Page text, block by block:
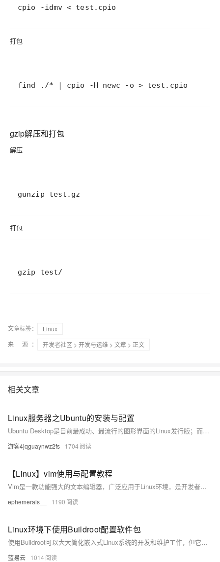
cpio -idmv < test.cpio
打包
find ./* | cpio -H newc -o > test.cpio
gzip解压和打包
解压
gunzip test.gz
打包
gzip test/
文章标签：
Linux
来 源：
开发者社区 > 开发与运维 > 文章 > 正文
相关文章
Linux服务器之Ubuntu的安装与配置
Ubuntu Desktop是目前最成功、最流行的图形界面的Linux发行版；而Ubuntu Server也在服务器端市场占据了较大的份额。今天为大家详细介绍了Ubuntu Server的安装与配置，希望对你能有所帮助。关于VMware、VirtualBox等虚拟化软件的使用，朱哥还会在后续的文章中为大家详细介绍，敬请关注！
游客4jqguaynwz2fs 1704
【Linux】vim使用与配置教程
Vim是一款功能强大的文本编辑器，广泛应用于Linux环境，是开发者和系统管理员的必备工具。本文介绍了Vim的基本操作与简单配置，涵盖命令模式、插入模式和底行模式的使用方法，以及光标定位、复制粘贴、搜索替换等常用技巧。同时，文章还提供了实用的分屏操作和代码注释方法，并分享了通过`.vimrc`文件进行个性化配置（如显示行号、语法高亮、自动缩进等）的技巧，帮助用户提升文本编辑效率。掌握这些内容，能让Vim更好地服务于日常工作与开发需求。
ephemerals__ 1190
Linux环境下使用Buildroot配置软件包
使用Buildroot可以大大简化嵌入式Linux系统的开发和维护工作，但它需要对Linux系统和交叉编译有深入的理解。通过上述步骤，可以有效地配置和定制软件包，为特定的嵌入式应用构建高效、稳定的系统。
蓝易云 1014